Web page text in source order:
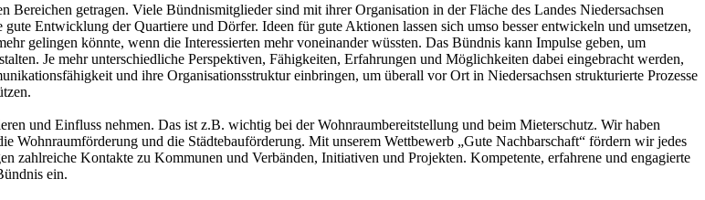
getragen. Viele Bündnismitglieder sind mit ihrer Organisation in der Fläche des Landes Niedersachsen
Entwicklung der Quartiere und Dörfer. Ideen für gute Aktionen lassen sich umso besser entwickeln und umsetzen,
gelingen könnte, wenn die Interessierten mehr voneinander wüssten. Das Bündnis kann Impulse geben, um
Je mehr unterschiedliche Perspektiven, Fähigkeiten, Erfahrungen und Möglichkeiten dabei eingebracht werden,
und ihre Organisationsstruktur einbringen, um überall vor Ort in Niedersachsen strukturierte Prozesse
und Einfluss nehmen. Das ist z.B. wichtig bei der Wohnraumbereitstellung und beim Mieterschutz. Wir haben
Wohnraumförderung und die Städtebauförderung. Mit unserem Wettbewerb „Gute Nachbarschaft“ fördern wir jedes
zahlreiche Kontakte zu Kommunen und Verbänden, Initiativen und Projekten. Kompetente, erfahrene und engagierte
ein.